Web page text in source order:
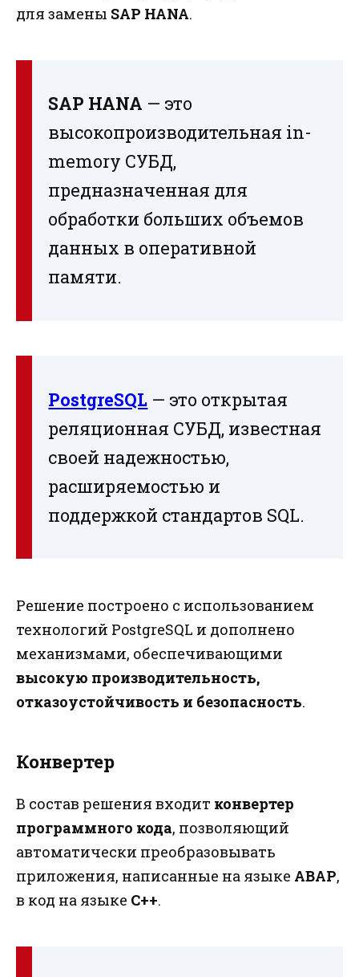
для замены SAP HANA.
SAP HANA — это
высокопроизводительная in-
memory СУБД,
предназначенная для
обработки больших объемов
данных в оперативной
памяти.
PostgreSQL — это открытая
реляционная СУБД, известная
своей надежностью,
расширяемостью и
поддержкой стандартов SQL.
Решение построено с использованием
технологий PostgreSQL и дополнено
механизмами, обеспечивающими
высокую производительность,
отказоустойчивость и безопасность.
Конвертер
В состав решения входит конвертер
программного кода, позволяющий
автоматически преобразовывать
приложения, написанные на языке ABAP,
в код на языке C++.